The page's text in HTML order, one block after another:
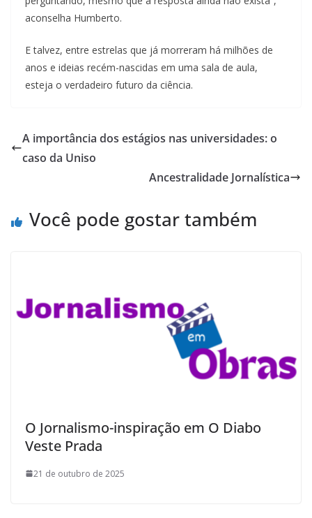
aconselha Humberto.
E talvez, entre estrelas que já morreram há milhões de
anos e ideias recém-nascidas em uma sala de aula,
esteja o verdadeiro futuro da ciência.
A importância dos estágios nas universidades: o
caso da Uniso
Ancestralidade Jornalística
Você pode gostar também
O Jornalismo-inspiração em O Diabo
Veste Prada
21 de outubro de 2025